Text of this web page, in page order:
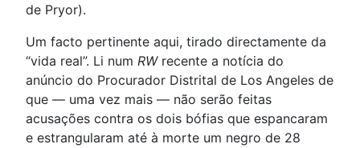
de Pryor).
Um facto pertinente aqui, tirado directamente da
“vida real”. Li num RWrecente a notícia do
anúncio do Procurador Distrital de Los Angeles de
que — uma vez mais — não serão feitas
acusações contra os dois bófias que espancaram
e estrangularam até à morte um negro de 28